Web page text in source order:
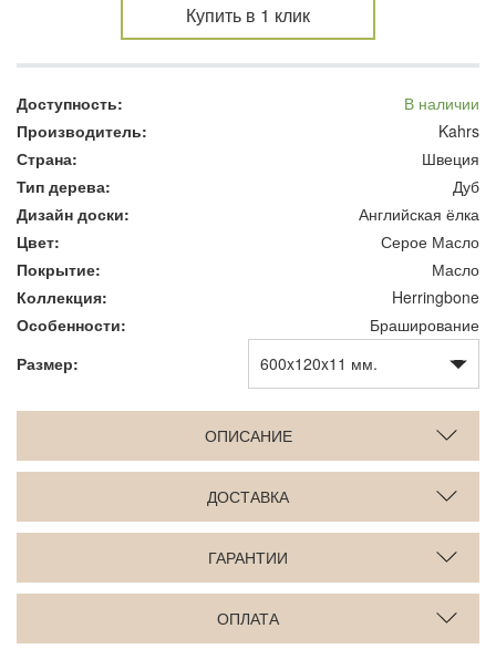
Купить в 1 клик
Доступность:
В наличии
Производитель:
Kahrs
Страна:
Швеция
Тип дерева:
Дуб
Дизайн доски:
Английская ёлка
Цвет:
Серое Масло
Покрытие:
Масло
Коллекция:
Herringbone
Особенности:
Браширование
Размер:
ОПИСАНИЕ
ДОСТАВКА
ГАРАНТИИ
ОПЛАТА